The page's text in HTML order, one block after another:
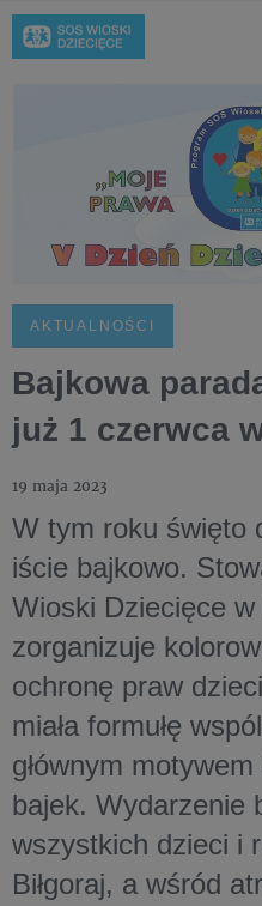
AKTUALNOŚCI
Bajkowa
już 1 czerwca
19 maja 2023
W tym roku święto
iście bajkowo.
Wioski Dziecięce w
zorganizuje
ochronę praw
miała formułę
głównym
bajek. Wydarzenie
wszystkich dzieci i
Biłgoraj, a wśród